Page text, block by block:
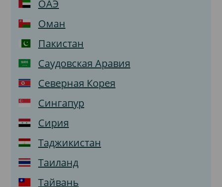
ОАЭ
Оман
Пакистан
Саудовская Аравия
Северная Корея
Сингапур
Сирия
Таджикистан
Таиланд
Тайвань